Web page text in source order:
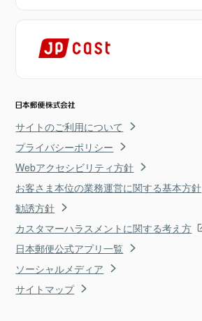
サイトのご利用について
プライバシーポリシー
Webアクセシビリティ方針
お客さま本位の業務運営に関する基本方針
勧誘方針
カスタマーハラスメントに関する考え方
日本郵便公式アプリ一覧
ソーシャルメディア
サイトマップ